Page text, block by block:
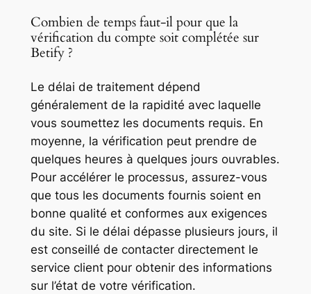
Combien de temps faut-il pour que la
vérification du compte soit complétée sur
Betify ?
Le délai de traitement dépend
généralement de la rapidité avec laquelle
vous soumettez les documents requis. En
moyenne, la vérification peut prendre de
quelques heures à quelques jours ouvrables.
Pour accélérer le processus, assurez-vous
que tous les documents fournis soient en
bonne qualité et conformes aux exigences
du site. Si le délai dépasse plusieurs jours, il
est conseillé de contacter directement le
service client pour obtenir des informations
sur l’état de votre vérification.